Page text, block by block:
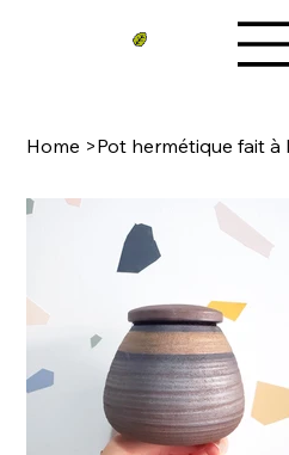
Home >Pot hermétique fait à